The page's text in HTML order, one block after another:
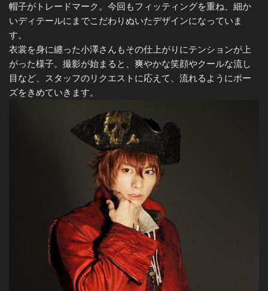
帽子がトレードマーク。今回もフィッティングを重ね、細か
いディテールにまでこだわりぬいたデザインになっていま
す。
衣裳を身に纏った小澤さんもその仕上がりにテンションが上
がった様子。撮影が始まると、爽やかな笑顔やクールな流し
目など、スタッフのリクエストに応えて、流れるようにポー
ズをきめていきます。